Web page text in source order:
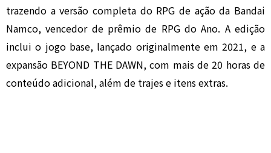
trazendo a versão completa do RPG de ação da Bandai
Namco, vencedor de prêmio de RPG do Ano. A edição
inclui o jogo base, lançado originalmente em 2021, e a
expansão BEYOND THE DAWN, com mais de 20 horas de
conteúdo adicional, além de trajes e itens extras.